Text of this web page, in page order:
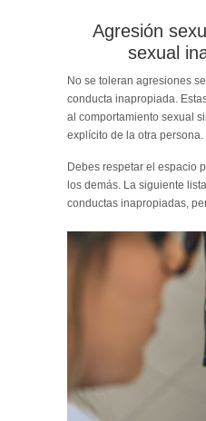
Agresión
sexual
No se toleran agresiones
conducta inapropiada.
al comportamiento sexual
explícito de la otra persona.
Debes respetar el espacio
los demás. La siguiente
conductas inapropiadas,